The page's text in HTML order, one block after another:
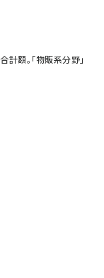
額。「物販系分野」